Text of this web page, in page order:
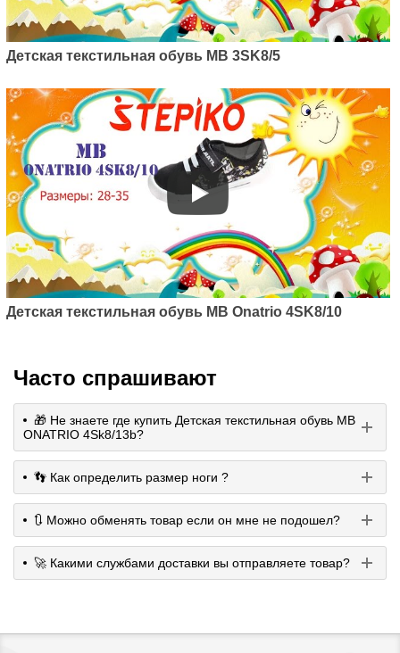
Детская текстильная обувь MB 3SK8/5
Детская текстильная обувь MB Onatrio 4SK8/10
Часто спрашивают
🎁 Не знаете где купить Детская текстильная обувь MB
ONATRIO 4Sk8/13b?
👣 Как определить размер ноги ?
🔃 Можно обменять товар если он мне не подошел?
🚀 Какими службами доставки вы отправляете товар?